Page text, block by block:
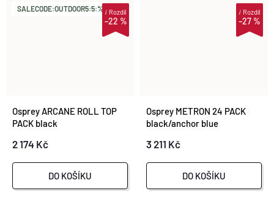
SALECODE:OUTDOOR5:5:%
–22 %
iRozdíl
Osprey ARCANE ROLL TOP
PACK black
2 174 Kč
DO KOŠÍKU
–27 %
iRozdíl
Osprey METRON 24 PACK
black/anchor blue
3 211 Kč
DO KOŠÍKU